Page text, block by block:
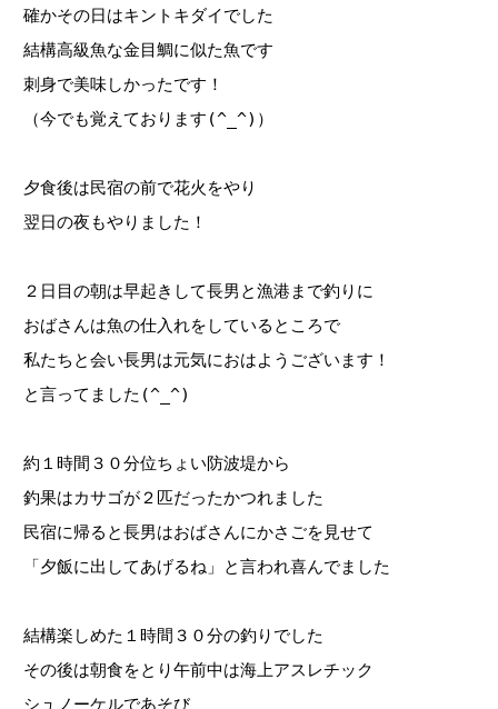
確かその日はキントキダイでした
結構高級魚な金目鯛に似た魚です
刺身で美味しかったです！
（今でも覚えております(^_^)）
夕食後は民宿の前で花火をやり
翌日の夜もやりました！
２日目の朝は早起きして長男と漁港まで釣りに
おばさんは魚の仕入れをしているところで
私たちと会い長男は元気におはようございます！
と言ってました(^_^)
約１時間３０分位ちょい防波堤から
釣果はカサゴが２匹だったかつれました
民宿に帰ると長男はおばさんにかさごを見せて
「夕飯に出してあげるね」と言われ喜んでました
結構楽しめた１時間３０分の釣りでした
その後は朝食をとり午前中は海上アスレチック
シュノーケルであそび